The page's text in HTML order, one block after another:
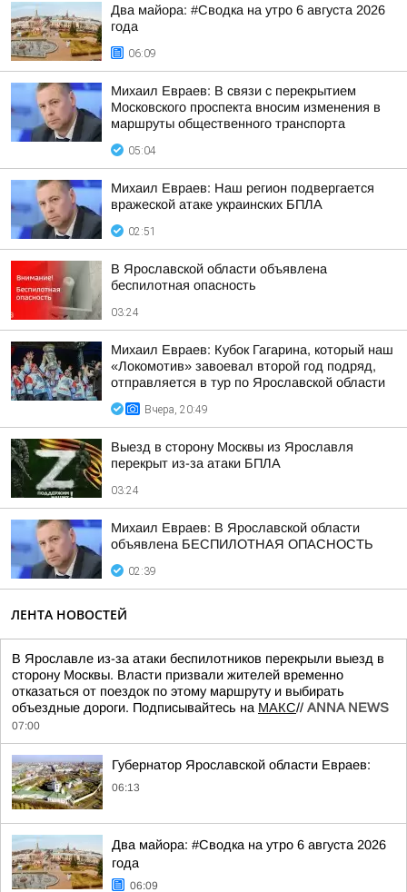
Два майора: #Сводка на утро 6 августа 2026
года
06:09
Михаил Евраев: В связи с перекрытием
Московского проспекта вносим изменения в
маршруты общественного транспорта
05:04
Михаил Евраев: Наш регион подвергается
вражеской атаке украинских БПЛА
02:51
В Ярославской области объявлена
беспилотная опасность
03:24
Михаил Евраев: Кубок Гагарина, который наш
«Локомотив» завоевал второй год подряд,
отправляется в тур по Ярославской области
Вчера, 20:49
Выезд в сторону Москвы из Ярославля
перекрыт из-за атаки БПЛА
03:24
Михаил Евраев: В Ярославской области
объявлена БЕСПИЛОТНАЯ ОПАСНОСТЬ
02:39
ЛЕНТА НОВОСТЕЙ
В Ярославле из-за атаки беспилотников перекрыли выезд в
сторону Москвы. Власти призвали жителей временно
отказаться от поездок по этому маршруту и выбирать
объездные дороги. Подписывайтесь на МАКС// ANNA NEWS
07:00
Губернатор Ярославской области Евраев:
06:13
Два майора: #Сводка на утро 6 августа 2026
года
06:09